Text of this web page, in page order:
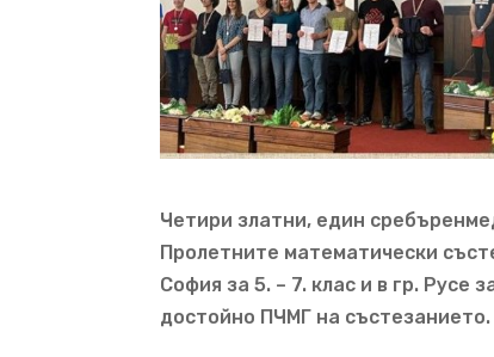
Четири златни, един
Пролетните математически
София за 5. – 7. клас и в гр. Русе
достойно ПЧМГ на